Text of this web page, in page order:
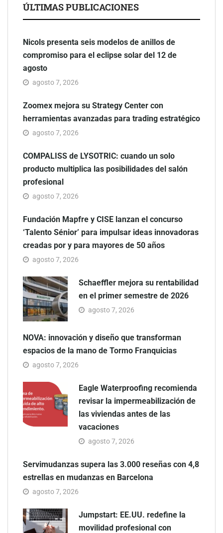
ÚLTIMAS PUBLICACIONES
Nicols presenta seis modelos de anillos de
compromiso para el eclipse solar del 12 de
agosto
agosto 7, 2026
Zoomex mejora su Strategy Center con
herramientas avanzadas para trading estratégico
agosto 7, 2026
COMPALISS de LYSOTRIC: cuando un solo
producto multiplica las posibilidades del salón
profesional
agosto 7, 2026
Fundación Mapfre y CISE lanzan el concurso
‘Talento Sénior’ para impulsar ideas innovadoras
creadas por y para mayores de 50 años
agosto 7, 2026
Schaeffler mejora su rentabilidad
en el primer semestre de 2026
agosto 7, 2026
NOVA: innovación y diseño que transforman
espacios de la mano de Tormo Franquicias
agosto 7, 2026
Eagle Waterproofing recomienda
revisar la impermeabilización de
las viviendas antes de las
vacaciones
agosto 7, 2026
Servimudanzas supera las 3.000 reseñas con 4,8
estrellas en mudanzas en Barcelona
agosto 7, 2026
Jumpstart: EE.UU. redefine la
movilidad profesional con